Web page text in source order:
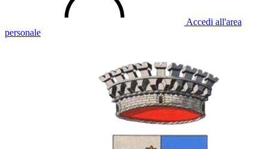
Accedi all'area
personale